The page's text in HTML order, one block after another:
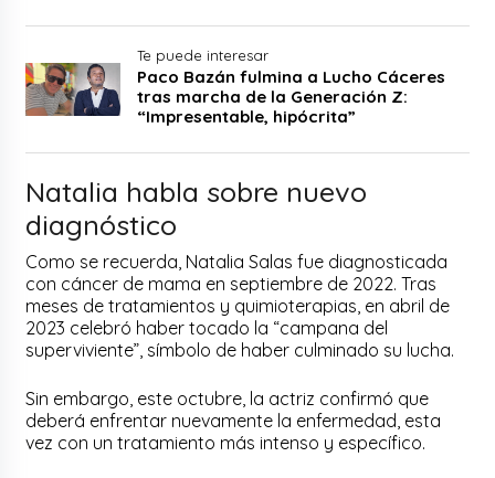
Te puede interesar
Paco Bazán fulmina a Lucho Cáceres
tras marcha de la Generación Z:
“Impresentable, hipócrita”
Natalia habla sobre nuevo
diagnóstico
Como se recuerda, Natalia Salas fue diagnosticada
con cáncer de mama en septiembre de 2022. Tras
meses de tratamientos y quimioterapias, en abril de
2023 celebró haber tocado la “campana del
superviviente”, símbolo de haber culminado su lucha.
Sin embargo, este octubre, la actriz confirmó que
deberá enfrentar nuevamente la enfermedad, esta
vez con un tratamiento más intenso y específico.